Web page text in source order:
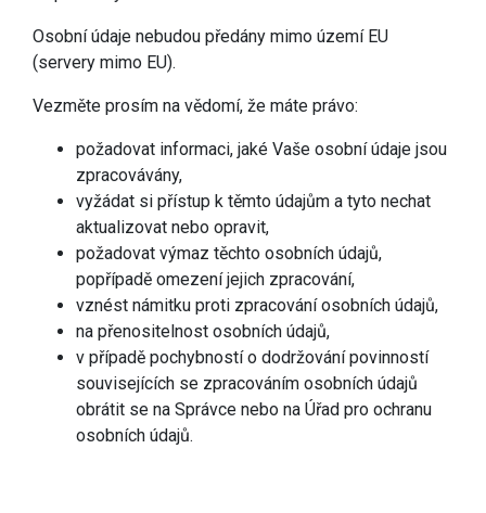
Osobní údaje nebudou předány mimo území EU
(servery mimo EU).
Vezměte prosím na vědomí, že máte právo:
požadovat informaci, jaké Vaše osobní údaje jsou
zpracovávány,
vyžádat si přístup k těmto údajům a tyto nechat
aktualizovat nebo opravit,
požadovat výmaz těchto osobních údajů,
popřípadě omezení jejich zpracování,
vznést námitku proti zpracování osobních údajů,
na přenositelnost osobních údajů,
v případě pochybností o dodržování povinností
souvisejících se zpracováním osobních údajů
obrátit se na Správce nebo na Úřad pro ochranu
osobních údajů.